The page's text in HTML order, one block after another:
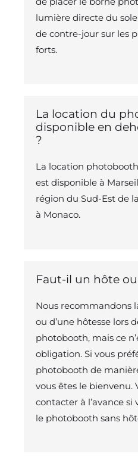
lumière directe du
de contre-jour sur les
forts.
La location du
disponible en
?
La location
est disponible à
région du Sud-Est de
à Monaco.
Faut-il un hôte
Nous recommandons
ou d’une hôtesse lors
photobooth, mais ce
obligation. Si vous
photobooth de
vous êtes le bienvenu.
contacter à l’avance
le photobooth sans